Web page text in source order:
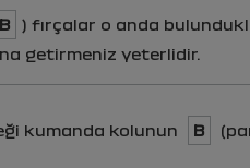
B
) fırçalar o anda
getirmeniz yeterlidir.
kumanda kolunun B